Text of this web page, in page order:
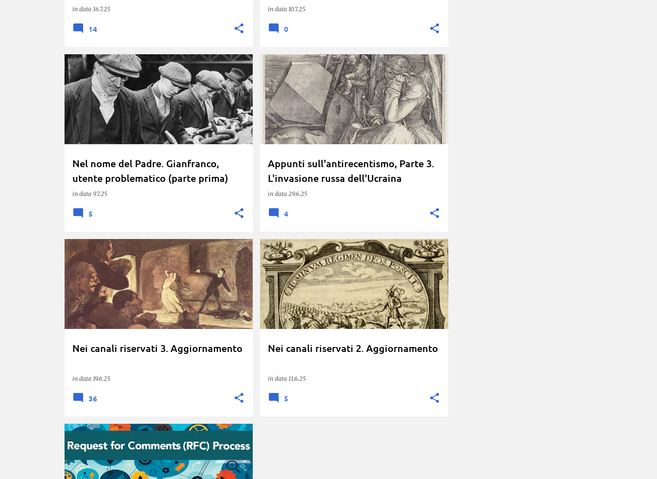
in data 16.7.25
14
in data 10.7.25
0
Nel nome del Padre. Gianfranco,
utente problematico (parte prima)
in data 9.7.25
BUON SENSO CANCELLAZIONISMO CONSIGLIATI +2
5
Appunti sull'antirecentismo, Parte 3.
L'invasione russa dell'Ucraina
in data 29.6.25
ACTORMUSICUS ANTIRECENTISMO FRINIATE +6
4
Nei canali riservati 3. Aggiornamento
in data 19.6.25
ACTORMUSICUS CAMPAGNA CANALI RISERVATI +1
36
Nei canali riservati 2. Aggiornamento
in data 11.6.25
CANALI RISERVATI CONSENSO
DISCUSSIONE INTERNA
KIRK
+
PEQUOD
5
CONSIGLIATI RICHIESTA DI PARERE